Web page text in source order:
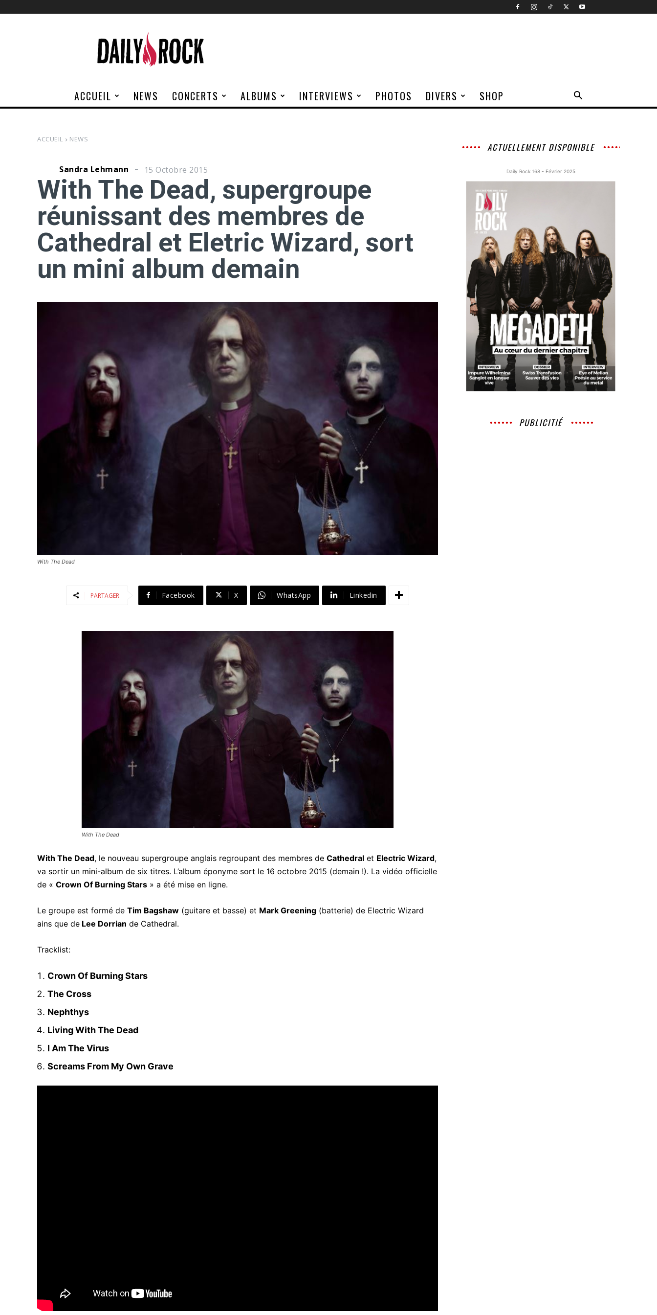
Rock
ACCUEIL NEWS CONCERTS ALBUMS INTERVIEWS PHOTOS DIVERS SHOP
ACCUEIL NEWS
Sandra Lehmann 15 Octobre 2015
With The Dead, supergroupe
réunissant des membres de
Cathedral et Eletric Wizard, sort
un mini album demain
With The Dead
PARTAGER Facebook X WhatsApp Linkedin
With The Dead
With The Dead, le nouveau supergroupe anglais regroupant des membres de Cathedral et Electric Wizard,
va sortir un mini-album de six titres. L’album éponyme sort le 16 octobre 2015 (demain !). La vidéo officielle
de « Crown Of Burning Stars » a été mise en ligne.
Le groupe est formé de Tim Bagshaw (guitare et basse) et Mark Greening (batterie) de Electric Wizard
ains que de Lee Dorrian de Cathedral.
Tracklist:
Crown Of Burning Stars
The Cross
Nephthys
Living With The Dead
I Am The Virus
Screams From My Own Grave
ACTUELLEMENT DISPONIBLE
Daily Rock 168 - Février 2025
PUBLICITIÉ